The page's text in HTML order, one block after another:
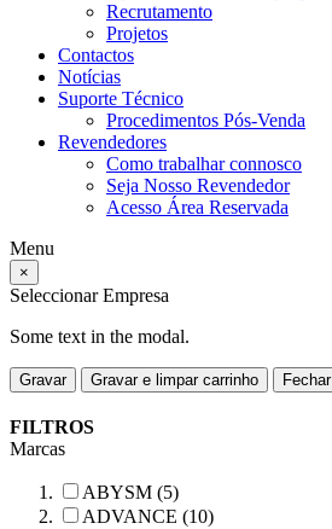
Recrutamento
Projetos
Contactos
Notícias
Suporte Técnico
Procedimentos Pós-Venda
Revendedores
Como trabalhar connosco
Seja Nosso Revendedor
Acesso Área Reservada
Menu
×
Seleccionar Empresa
Some text in the modal.
Gravar Gravar e limpar carrinho Fechar
FILTROS
Marcas
ABYSM (5)
ADVANCE (10)